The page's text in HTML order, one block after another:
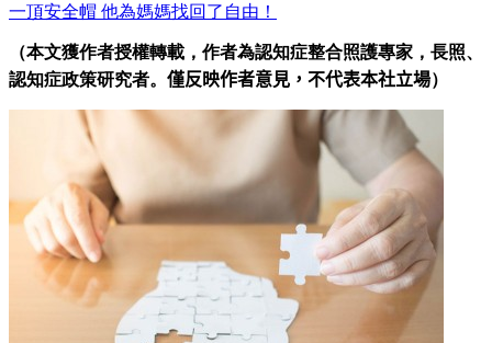
一頂安全帽 他為媽媽找回了自由！
（本文獲作者授權轉載，作者為認知症整合照護專家，長照、
認知症政策研究者。 僅反映作者意見，不代表本社立場）